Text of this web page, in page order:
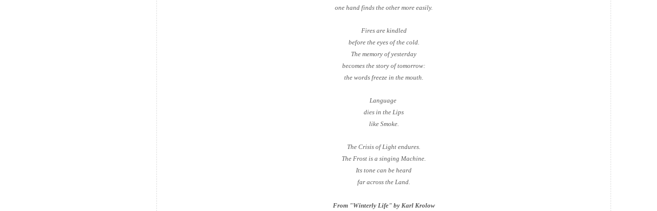
one hand finds the other more easily.
Fires are kindled
before the eyes of the cold.
The memory of yesterday
becomes the story of tomorrow:
the words freeze in the mouth.
Language
dies in the Lips
like Smoke.
The Crisis of Light endures.
The Frost is a singing Machine.
Its tone can be heard
far across the Land.
From "Winterly Life" by Karl Krolow